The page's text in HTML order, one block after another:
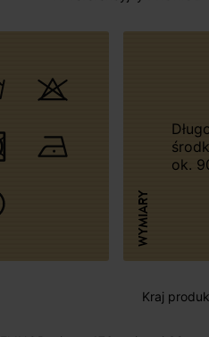
WYMIARY
Długość na
ok.
Kraj